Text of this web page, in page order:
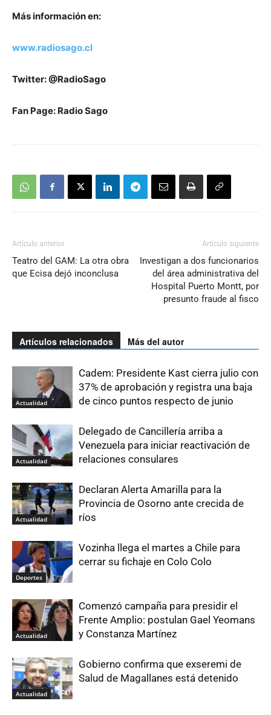
Más información en:
www.radiosago.cl
Twitter: @RadioSago
Fan Page: Radio Sago
Artículo anterior
Teatro del GAM: La otra obra
que Ecisa dejó inconclusa
Artículo siguiente
Investigan a dos funcionarios
del área administrativa del
Hospital Puerto Montt, por
presunto fraude al fisco
Artículos relacionados Más del autor
Actualidad
Cadem: Presidente Kast cierra julio con
37% de aprobación y registra una baja
de cinco puntos respecto de junio
Actualidad
Delegado de Cancillería arriba a
Venezuela para iniciar reactivación de
relaciones consulares
Actualidad
Declaran Alerta Amarilla para la
Provincia de Osorno ante crecida de
ríos
Deportes
Vozinha llega el martes a Chile para
cerrar su fichaje en Colo Colo
Actualidad
Comenzó campaña para presidir el
Frente Amplio: postulan Gael Yeomans
y Constanza Martínez
Actualidad
Gobierno confirma que exseremi de
Salud de Magallanes está detenido